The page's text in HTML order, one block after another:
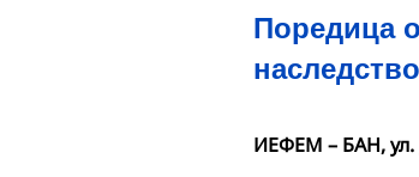
Поредица
ИЕФЕМ – БАН, ул.